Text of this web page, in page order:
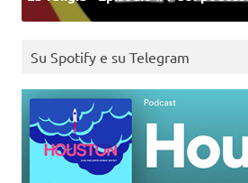
Su Spotify e su Telegram